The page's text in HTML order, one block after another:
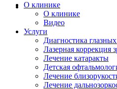
О клинике
О клинике
Видео
Услуги
Диагностика
Лазерная коррекция
Лечение катаракты
Детская
Лечение
Лечение